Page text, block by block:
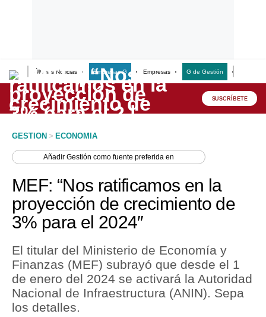
Últimas Noticias Empresas G Empresas G de Gestión
Lo último
Peru Quiosco
Economía
Mercados
Política
Tu Dinero
Finanzas Personales
SUSCRÍBETE
GESTION > ECONOMIA
AñadirGestión como fuente preferida en
MEF: “Nos ratificamos en la
proyección de crecimiento de
3% para el 2024″
El titular del Ministerio de Economía y
Finanzas (MEF) subrayó que desde el 1
de enero del 2024 se activará la Autoridad
Nacional de Infraestructura (ANIN). Sepa
los detalles.